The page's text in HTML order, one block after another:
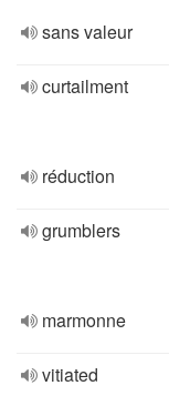
sans valeur
curtailment
réduction
grumblers
marmonne
vitiated